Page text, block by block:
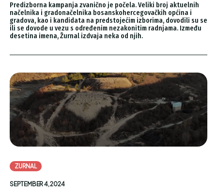
Predizborna kampanja zvanično je počela. Veliki broj aktuelnih
načelnika i gradonačelnika bosanskohercegovačkih općina i
gradova, kao i kandidata na predstojećim izborima, dovodili su se
ili se dovode u vezu s određenim nezakonitim radnjama. Između
desetina imena, Žurnal izdvaja neka od njih.
ZURNAL
SEPTEMBER 4, 2024